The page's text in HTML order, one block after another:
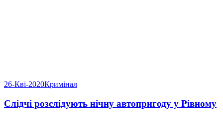
26-Кві-2020Кримінал
Слідчі розслідують нічну автопригоду у Рівному